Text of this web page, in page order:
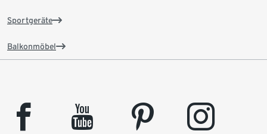
Sportgeräte
Balkonmöbel
facebook youtube pinterest instagram